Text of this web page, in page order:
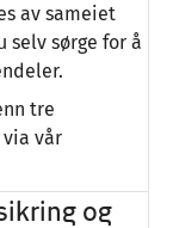
av sameiet
sørge for å
tre
vår
og